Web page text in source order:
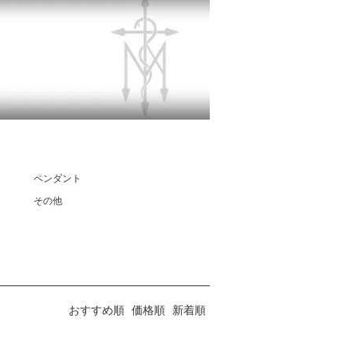
ペンダント
その他
おすすめ順 価格順 新着順